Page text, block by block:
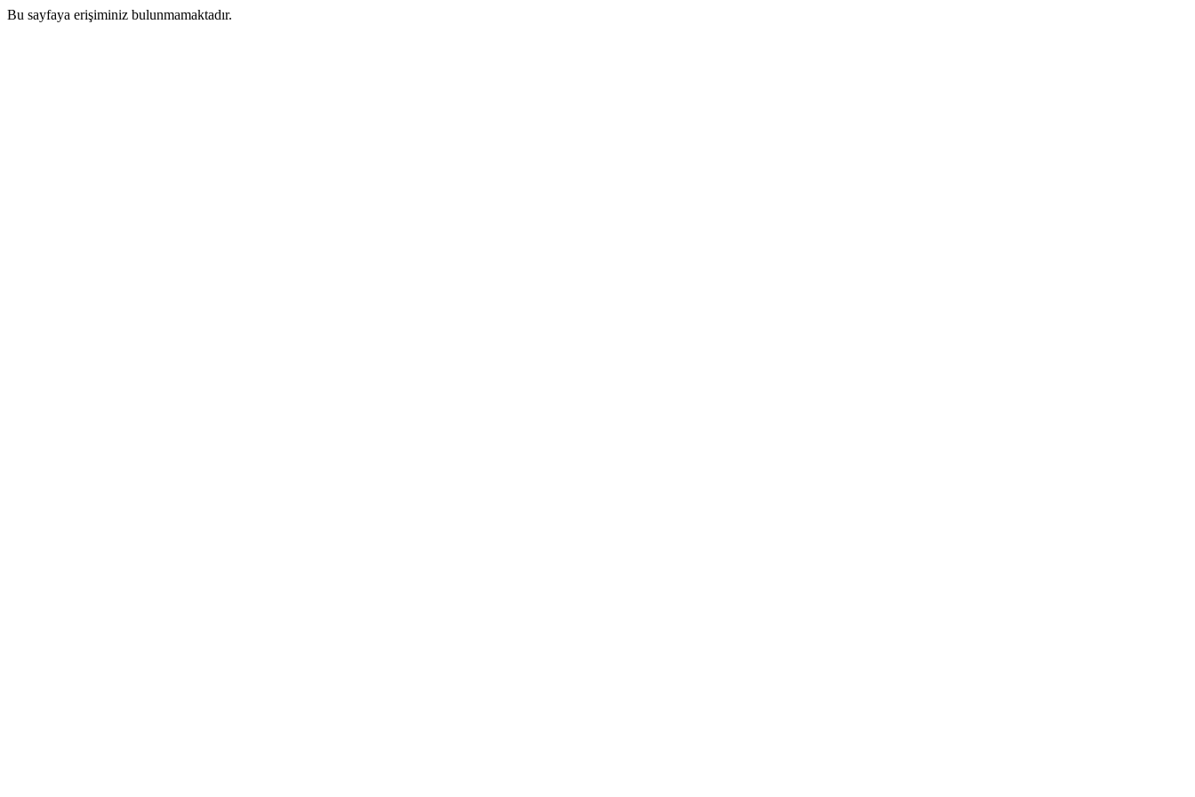
Bu sayfaya erişiminiz bulunmamaktadır.